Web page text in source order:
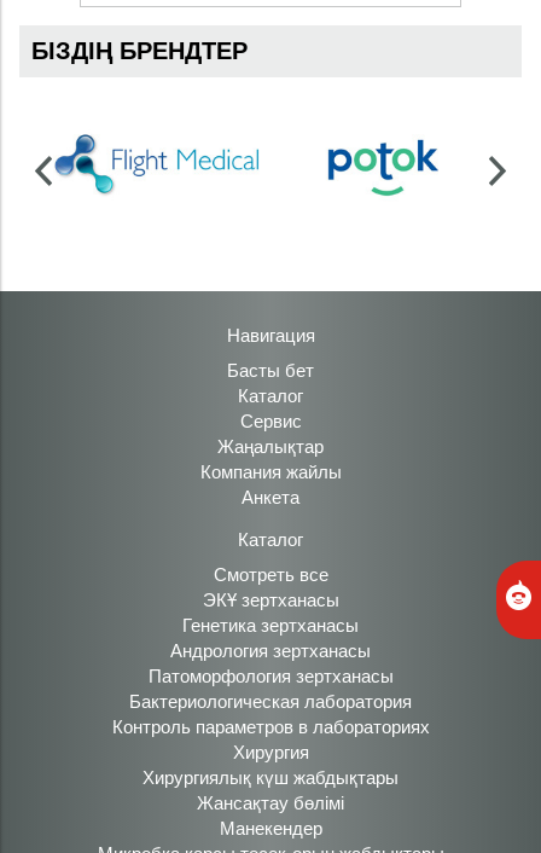
препаратам DL. Модель: DL-96A
БІЗДІҢ БРЕНДТЕР
Навигация
Басты бет
Каталог
Сервис
Жаңалықтар
Компания жайлы
Анкета
Каталог
Смотреть все
ЭКҰ зертханасы
Генетика зертханасы
Андрология зертханасы
Патоморфология зертханасы
Бактериологическая лаборатория
Контроль параметров в лабораториях
Хирургия
Хирургиялық күш жабдықтары
Жансақтау бөлімі
Манекендер